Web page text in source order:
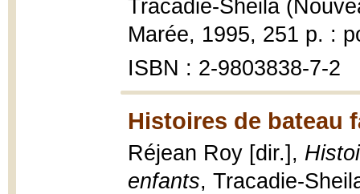
Tracadie-Sheila
Marée, 1995, 251 p. :
ISBN : 2-9803838-7-2
Histoires de bateau
Réjean Roy [dir.],
enfants, Tracadie-